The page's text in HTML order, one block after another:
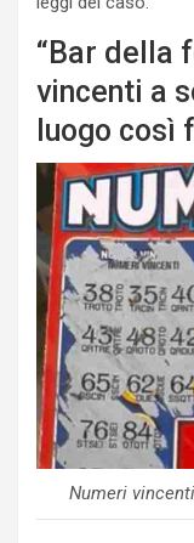
“Bar della
vincenti a
luogo così
Numeri